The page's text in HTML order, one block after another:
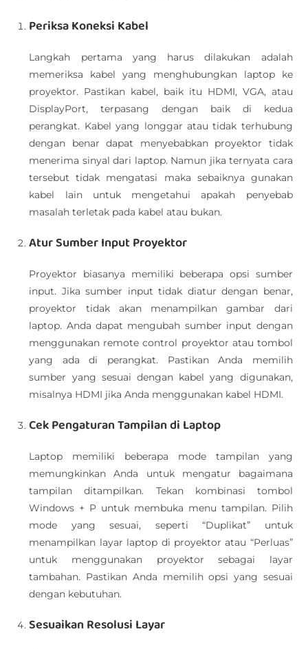
Periksa Koneksi Kabel
Langkah pertama yang harus dilakukan adalah
memeriksa kabel yang menghubungkan laptop ke
proyektor. Pastikan kabel, baik itu HDMI, VGA, atau
DisplayPort, terpasang dengan baik di kedua
perangkat. Kabel yang longgar atau tidak terhubung
dengan benar dapat menyebabkan proyektor tidak
menerima sinyal dari laptop. Namun jika ternyata cara
tersebut tidak mengatasi maka sebaiknya gunakan
kabel lain untuk mengetahui apakah penyebab
masalah terletak pada kabel atau bukan.
Atur Sumber Input Proyektor
Proyektor biasanya memiliki beberapa opsi sumber
input. Jika sumber input tidak diatur dengan benar,
proyektor tidak akan menampilkan gambar dari
laptop. Anda dapat mengubah sumber input dengan
menggunakan remote control proyektor atau tombol
yang ada di perangkat. Pastikan Anda memilih
sumber yang sesuai dengan kabel yang digunakan,
misalnya HDMI jika Anda menggunakan kabel HDMI.
Cek Pengaturan Tampilan di Laptop
Laptop memiliki beberapa mode tampilan yang
memungkinkan Anda untuk mengatur bagaimana
tampilan ditampilkan. Tekan kombinasi tombol
Windows + P untuk membuka menu tampilan. Pilih
mode yang sesuai, seperti “Duplikat” untuk
menampilkan layar laptop di proyektor atau “Perluas”
untuk menggunakan proyektor sebagai layar
tambahan. Pastikan Anda memilih opsi yang sesuai
dengan kebutuhan.
Sesuaikan Resolusi Layar